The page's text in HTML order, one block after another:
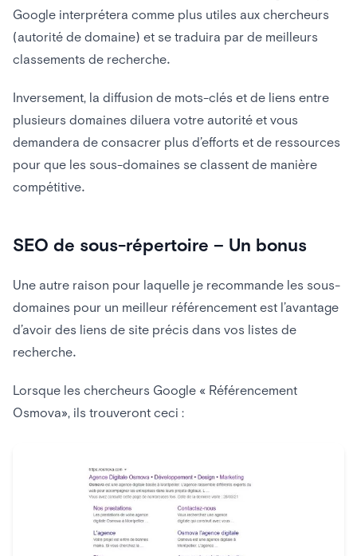
Google interprétera comme plus utiles aux chercheurs
(autorité de domaine) et se traduira par de meilleurs
classements de recherche.
Inversement, la diffusion de mots-clés et de liens entre
plusieurs domaines diluera votre autorité et vous
demandera de consacrer plus d’efforts et de ressources
pour que les sous-domaines se classent de manière
compétitive.
SEO de sous-répertoire – Un bonus
Une autre raison pour laquelle je recommande les sous-
domaines pour un meilleur référencement est l’avantage
d’avoir des liens de site précis dans vos listes de
recherche.
Lorsque les chercheurs Google « Référencement
Osmova», ils trouveront ceci :